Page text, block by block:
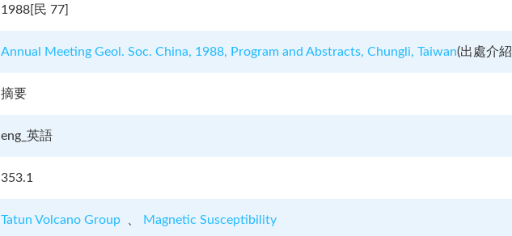
1988[民 77]
Annual Meeting Geol. Soc. China, 1988, Program and Abstracts, Chungli, Taiwan(出處介紹
摘要
eng_英語
353.1
Tatun Volcano Group Magnetic Susceptibility